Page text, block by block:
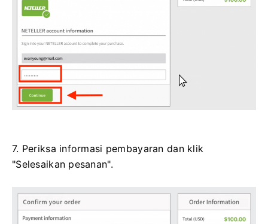
7. Periksa informasi pembayaran dan klik
"Selesaikan pesanan".